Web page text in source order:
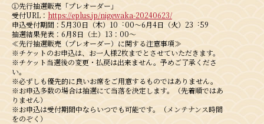
①先行抽選販売「プレオーダー」
受付URL： https://eplus.jp/nigewaka-20240623/
申込受付期間：5月30日（木）10︓00～6月4日（火）23︓59
抽選結果発表：6月8日（土）13：00～
≪先行抽選販売（プレオーダー）に関する注意事項≫
※チケットのお申込は、お一人様2枚までとさせていただきます。
※チケット当選後の変更・払戻は出来ません。予めご了承くださ
い。
※必ずしも優先的に良いお席をご用意するものではありません。
※お申込多数の場合は抽選にて当落を決定します。（先着順ではあ
りません）
※お申込は受付期間中ならいつでも可能です。（メンテナンス時間
をのぞく）